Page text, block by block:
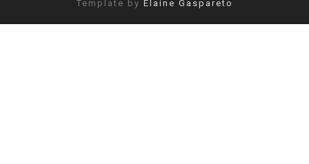
Template by Elaine Gaspareto